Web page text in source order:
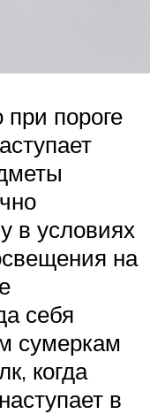
пороге
в условиях
на
себя
сумеркам
когда
в